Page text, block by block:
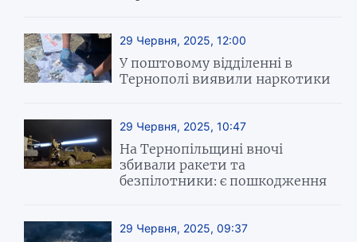
29 Червня, 2025, 12:00
У поштовому відділенні в
Тернополі виявили наркотики
29 Червня, 2025, 10:47
На Тернопільщині вночі
збивали ракети та
безпілотники: є пошкодження
29 Червня, 2025, 09:37